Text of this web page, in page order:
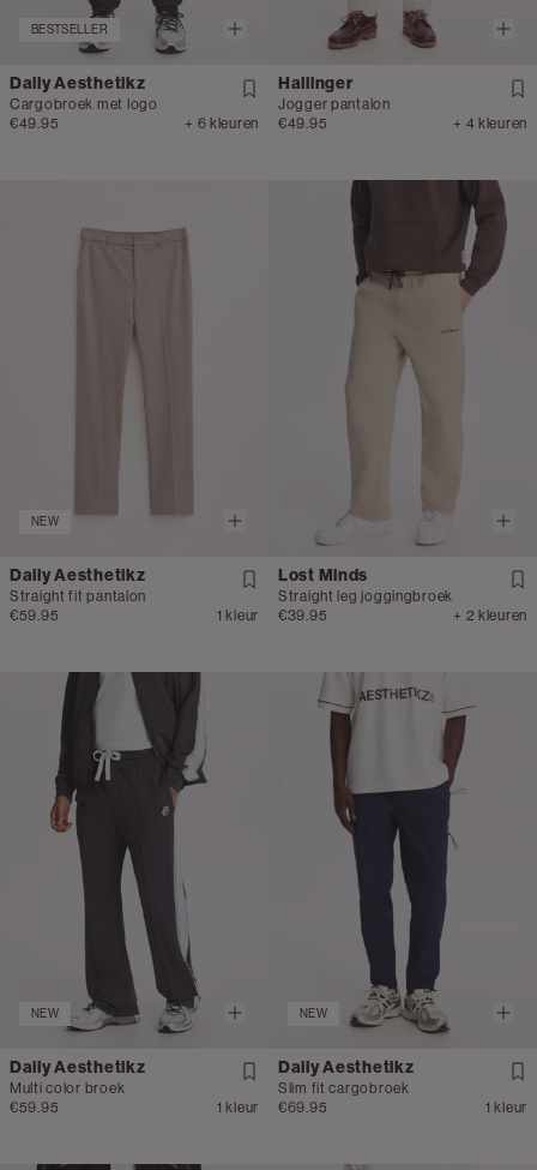
BESTSELLER
Daily Aesthetikz
Cargobroek met logo
€49.95
+ 6 kleuren
Hallinger
Jogger pantalon
€49.95
+ 4 kleuren
NEW
Daily Aesthetikz
Straight fit pantalon
€59.95
1 kleur
Lost Minds
Straight leg joggingbroek
€39.95
+ 2 kleuren
NEW
Daily Aesthetikz
Multi color broek
€59.95
1 kleur
NEW
Daily Aesthetikz
Slim fit cargobroek
€69.95
1 kleur